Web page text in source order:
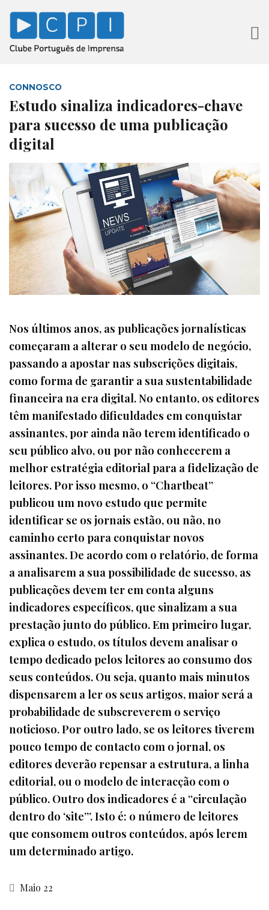
CONNOSCO
Estudo sinaliza indicadores-chave
para sucesso de uma publicação
digital
Nos últimos anos, as publicações jornalísticas
começaram a alterar o seu modelo de negócio,
passando a apostar nas subscrições digitais,
como forma de garantir a sua sustentabilidade
financeira na era digital. No entanto, os editores
têm manifestado dificuldades em conquistar
assinantes, por ainda não terem identificado o
seu público alvo, ou por não conhecerem a
melhor estratégia editorial para a fidelização de
leitores. Por isso mesmo, o “Chartbeat”
publicou um novo estudo que permite
identificar se os jornais estão, ou não, no
caminho certo para conquistar novos
assinantes. De acordo com o relatório, de forma
a analisarem a sua possibilidade de sucesso, as
publicações devem ter em conta alguns
indicadores específicos, que sinalizam a sua
prestação junto do público. Em primeiro lugar,
explica o estudo, os títulos devem analisar o
tempo dedicado pelos leitores ao consumo dos
seus conteúdos. Ou seja, quanto mais minutos
dispensarem a ler os seus artigos, maior será a
probabilidade de subscreverem o serviço
noticioso. Por outro lado, se os leitores tiverem
pouco tempo de contacto com o jornal, os
editores deverão repensar a estrutura, a linha
editorial, ou o modelo de interacção com o
público. Outro dos indicadores é a “circulação
dentro do ‘site’”. Isto é: o número de leitores
que consomem outros conteúdos, após lerem
um determinado artigo.
Maio 22